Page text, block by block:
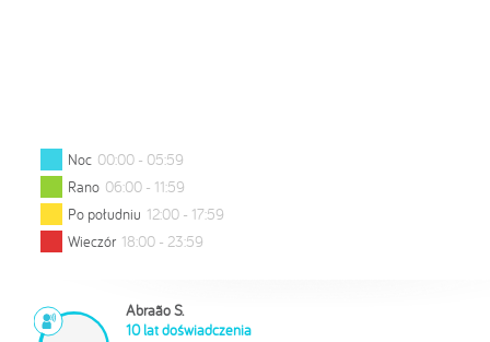
Noc 00:00 - 05:59
Rano 06:00 - 11:59
Po południu 12:00 - 17:59
Wieczór 18:00 - 23:59
Abraão S.
10 lat doświadczenia